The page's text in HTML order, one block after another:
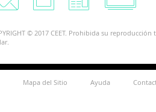
© 2017 CEET. Prohibida su
Mapa del Sitio Ayuda